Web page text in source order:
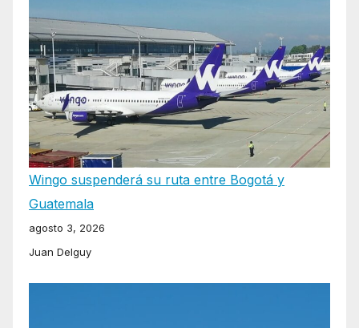
Wingo suspenderá su ruta entre Bogotá y
Guatemala
agosto 3, 2026
Juan Delguy